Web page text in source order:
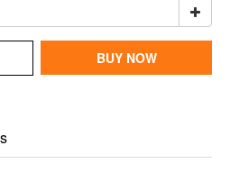
BUY NOW